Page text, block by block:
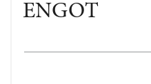
ENGOT